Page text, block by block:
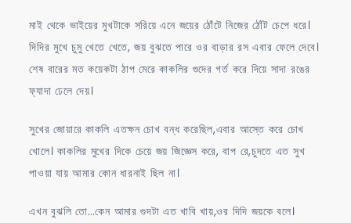
মাই থেকে ভাইয়ের মুখটাকে সরিয়ে এনে জয়ের ঠোঁটে নিজের ঠোঁট চেপে ধরে।
দিদির মুখে চুমু খেতে খেতে, জয় বুঝতে পারে ওর বাড়ার রস এবার ফেলে দেবে।
শেষ বারের মত কয়েকটা ঠাপ মেরে কাকলির গুদের গর্ত করে দিয়ে সাদা রঙের
ফ্যাদা ঢেলে দেয়।
সুখের জোয়ারে কাকলি এতক্ষন চোখ বন্ধ করেছিল,এবার আস্তে করে চোখ
খোলে। কাকলির মুখের দিকে চেয়ে জয় জিজ্ঞেস করে, বাপ রে,চুদতে এত সুখ
পাওয়া যায় আমার কোন ধারনাই ছিল না।
এখন বুঝলি তো…কেন আমার গুদটা এত খাবি খায়,ওর দিদি জয়কে বলে।